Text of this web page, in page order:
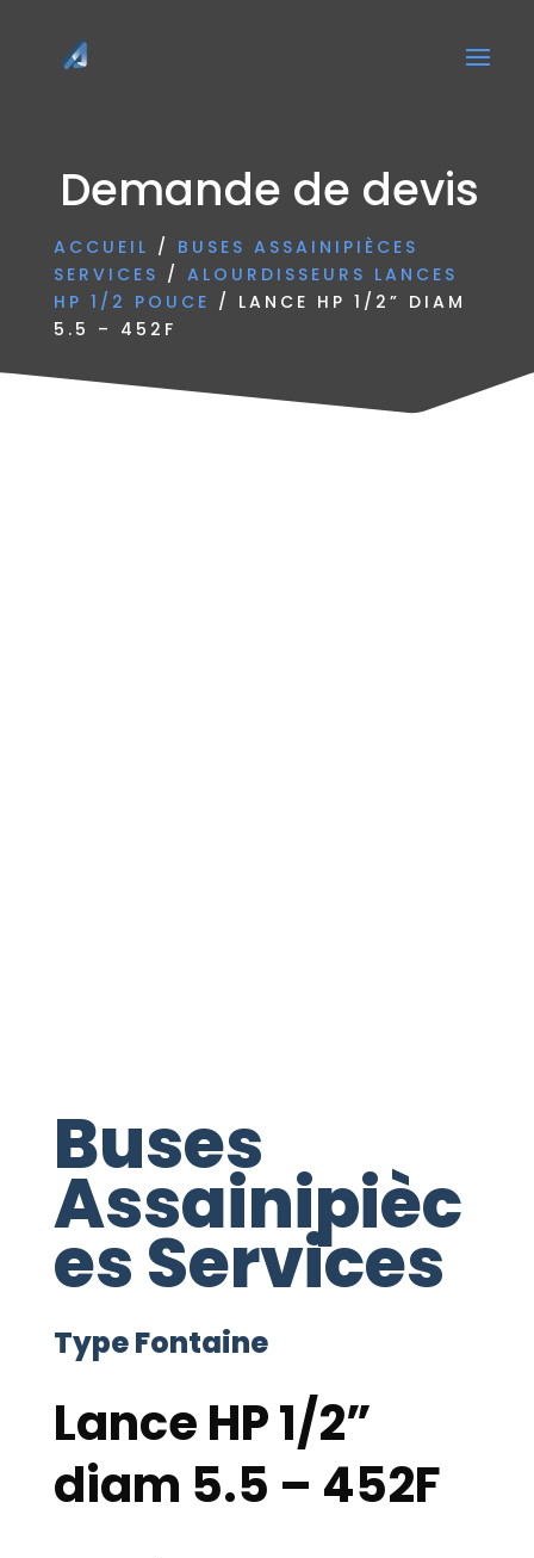
Demande de devis
ACCUEIL / BUSES ASSAINIPIÈCES
SERVICES / ALOURDISSEURS LANCES
HP 1/2 POUCE / LANCE HP 1/2” DIAM
5.5 – 452F
Buses
Assainipièc
es Services
Type Fontaine
Lance HP 1/2”
diam 5.5 – 452F